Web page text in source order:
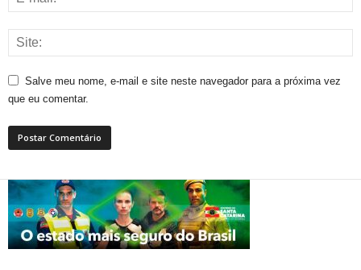
Salve meu nome, e-mail e site neste navegador para a próxima vez
que eu comentar.